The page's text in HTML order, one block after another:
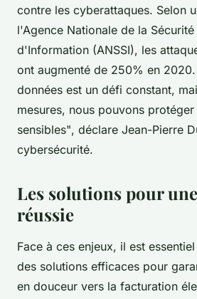
contre les cyberattaques. Selon
l'Agence Nationale de la
d'Information (ANSSI), les
ont augmenté de 250% en 2020.
données est un défi constant,
mesures, nous pouvons
sensibles", déclare Jean-Pierre
cybersécurité.
Les solutions pour
réussie
Face à ces enjeux, il est
des solutions efficaces pour
en douceur vers la facturation